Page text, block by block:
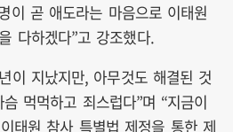
이 곧 애도라는 마음으로 이태원
다하겠다”고 강조했다.
이 지났지만, 아무것도 해결된 것
먹먹하고 죄스럽다”며 “지금이
태원 참사 특별법 제정을 통한 제